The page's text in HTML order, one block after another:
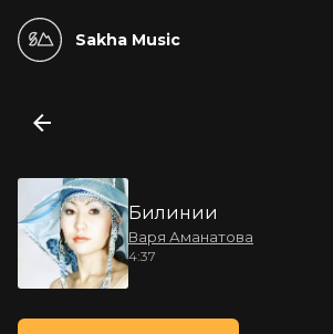
Sakha Music
Билинии
Варя Аманатова
4:37